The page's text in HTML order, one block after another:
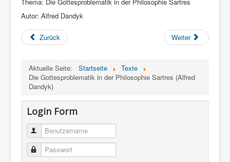
Autor: Alfred Dandyk
Zurück Weiter
Aktuelle Seite: Startseite
Texte
Die Gottesproblematik in der Philosophie Sartres (Alfred
Dandyk)
Login Form
Benutzername
Passwort